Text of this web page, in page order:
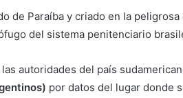
de Paraíba y criado en la
del sistema penitenciario
autoridades del país
por datos del lugar donde